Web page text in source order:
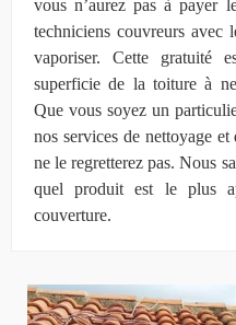
vous n’aurez pas à payer
techniciens couvreurs avec
vaporiser. Cette gratuité
superficie de la toiture à
Que vous soyez un
nos services de nettoyage
ne le regretterez pas. Nous
quel produit est le plus
couverture.